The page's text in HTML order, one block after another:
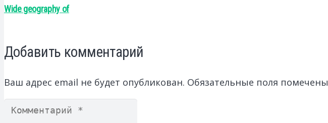
Wide geography of
Добавить комментарий
Ваш адрес email не будет опубликован. Обязательные поля помечены